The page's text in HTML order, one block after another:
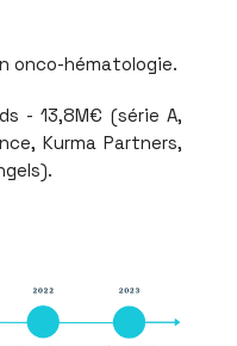
onco-hématologie.
- 13,8M€ (série A,
Kurma Partners,